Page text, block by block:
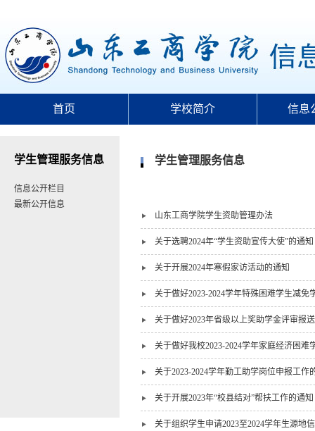
首页 学校简介 信息
学生管理服务信息
信息公开栏目
最新公开信息
学生管理服务信息
山东工商学院学生资助管理办法
关于选聘2024年“学生资助宣传大使”的通知
关于开展2024年寒假家访活动的通知
关于做好2023-2024学年特殊困难学生减免
关于做好2023年省级以上奖助学金评审报
关于做好我校2023-2024学年家庭经济困难
关于2023-2024学年勤工助学岗位申报工作
关于开展2023年“校县结对”帮扶工作的通知
关于组织学生申请2023至2024学年生源地